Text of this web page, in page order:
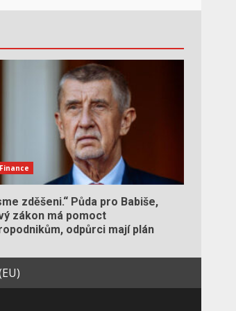
Finance
zděšeni.“ Půda pro Babiše,
zákon má pomoct
odpůrci mají plán